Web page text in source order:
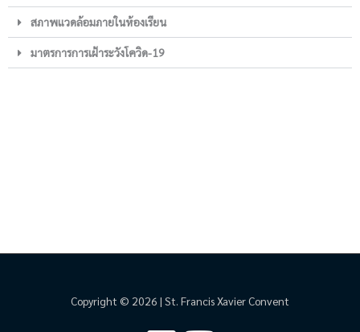
สภาพแวดล้อมภายในห้องเรียน
มาตรการการเฝ้าระวังโควิด-19
Copyright © 2026 | St. Francis Xavier Convent